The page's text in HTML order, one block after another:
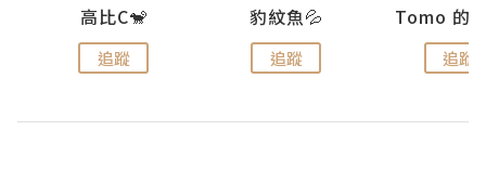
高比C🐒
追蹤
豹紋魚💦
追蹤 追蹤